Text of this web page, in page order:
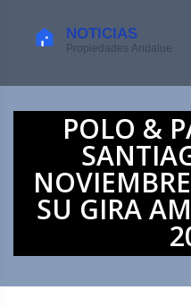
POLO &
SU GIRA